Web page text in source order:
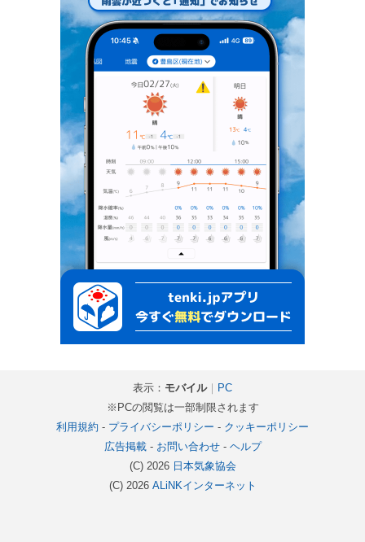
表示： モバイル｜
PC
※PCの閲覧は一部制限されます
利用規約 - プライバシーポリシー - クッキーポリシー
広告掲載- お問い合わせ- ヘルプ
(C) 2026 日本気象協会
(C) 2026 ALiNKインターネット